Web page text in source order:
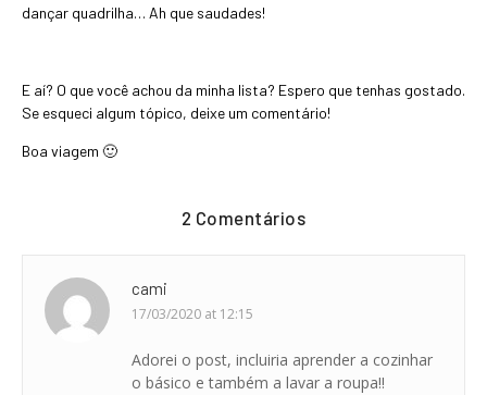
dançar quadrilha… Ah que saudades!
E aí? O que você achou da minha lista? Espero que tenhas gostado.
Se esqueci algum tópico, deixe um comentário!
Boa viagem 🙂
2 Comentários
cami
17/03/2020 at 12:15
Adorei o post, incluiria aprender a cozinhar
o básico e também a lavar a roupa!!